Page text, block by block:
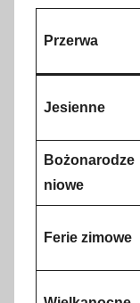
Przerwa
Jesienne
Bożonarodze
niowe
Ferie zimowe